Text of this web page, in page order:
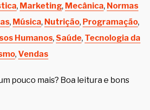
, Marketing, Mecânica, Normas
, Música, Nutrição, Programação,
Humanos, Saúde, Tecnologia da
, Vendas
pouco mais? Boa leitura e bons